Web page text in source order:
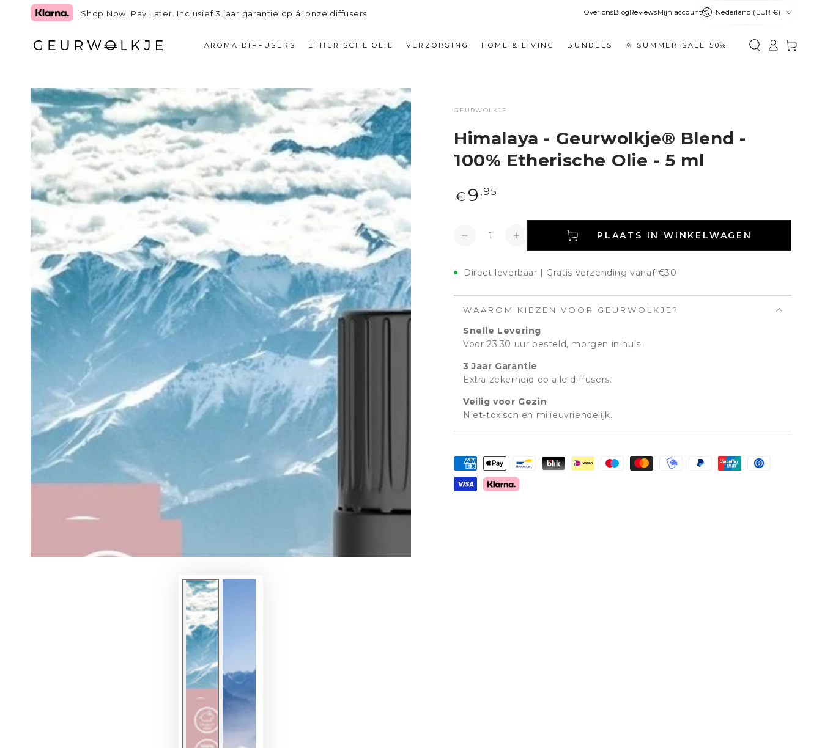
GA NAAR TEKSTShop Now. Pay Later. Inclusief 3 jaar garantie op ál onze diffusers Over onsBlogReviewsMijn account Nederland (EUR €)
AROMA DIFFUSERS ETHERISCHE OLIE VERZORGING HOME & LIVING BUNDELS 🌞 SUMMER SALE 50% Inloggen
GA NAAR
PRODUCTINFORMATIE
GEURWOLKJE
Himalaya - Geurwolkje® Blend -
100% Etherische Olie - 5 ml
Normale
prijs
€ 9 ,95
Aantal
Verlagen Verhogen PLAATS IN WINKELWAGEN
Direct leverbaar | Gratis verzending vanaf €30
WAAROM KIEZEN VOOR GEURWOLKJE?
Snelle Levering
Voor 23:30 uur besteld, morgen in huis.
3 Jaar Garantie
Extra zekerheid op alle diffusers.
Veilig voor Gezin
Niet-toxisch en milieuvriendelijk.
Betaalmethoden